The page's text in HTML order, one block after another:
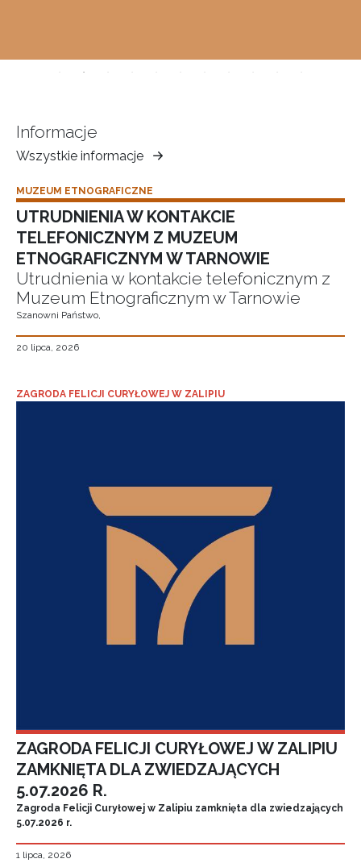
Informacje
Wszystkie informacje
Muzeum
Ziemi
Tarnowskiej
MUZEUM ETNOGRAFICZNE
UTRUDNIENIA W KONTAKCIE
TELEFONICZNYM Z MUZEUM
ETNOGRAFICZNYM W TARNOWIE
Utrudnienia w kontakcie telefonicznym z
Muzeum Etnograficznym w Tarnowie
Szanowni Państwo,
20 lipca, 2026
ZAGRODA FELICJI CURYŁOWEJ W ZALIPIU
ZAGRODA FELICJI CURYŁOWEJ W ZALIPIU
ZAMKNIĘTA DLA ZWIEDZAJĄCYCH
5.07.2026 R.
Zagroda Felicji Curyłowej w Zalipiu zamknięta dla zwiedzających
5.07.2026 r.
1 lipca, 2026